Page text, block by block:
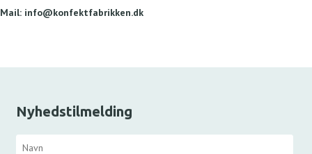
Mail: info@konfektfabrikken.dk
Nyhedstilmelding